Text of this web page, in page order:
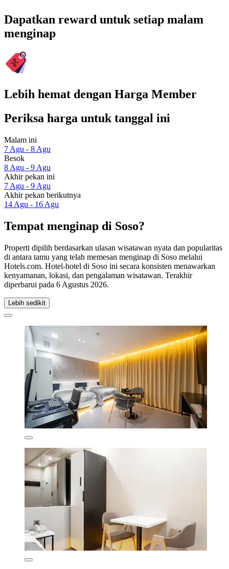
Dapatkan reward untuk setiap malam
menginap
Lebih hemat dengan Harga Member
Periksa harga untuk tanggal ini
Malam ini
7 Agu - 8 Agu
Besok
8 Agu - 9 Agu
Akhir pekan ini
7 Agu - 9 Agu
Akhir pekan berikutnya
14 Agu - 16 Agu
Tempat menginap di Soso?
Properti dipilih berdasarkan ulasan wisatawan nyata dan popularitas
di antara tamu yang telah memesan menginap di Soso melalui
Hotels.com. Hotel-hotel di Soso ini secara konsisten menawarkan
kenyamanan, lokasi, dan pengalaman wisatawan. Terakhir
diperbarui pada 6 Agustus 2026.
Lebih sedikit